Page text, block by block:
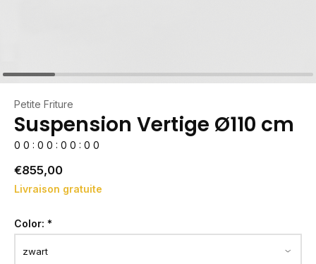
Petite Friture
Suspension Vertige Ø110 cm
0 0 : 0 0 : 0 0 : 0 0
€855,00
Livraison gratuite
Color: *